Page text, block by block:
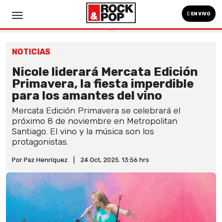
EN VIVO
NOTICIAS
Nicole liderará Mercata Edición
Primavera, la fiesta imperdible
para los amantes del vino
Mercata Edición Primavera se celebrará el
próximo 8 de noviembre en Metropolitan
Santiago. El vino y la música son los
protagonistas.
Por Paz Henríquez 24 Oct, 2025. 13:56 hrs